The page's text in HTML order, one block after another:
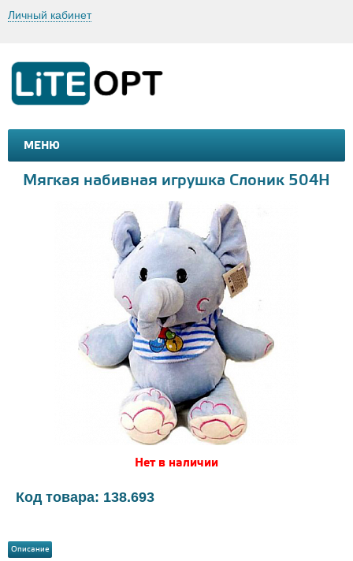
Личный кабинет
МЕНЮ
МАШИНКИ И МОТОЦИКЛЫ
Мягкая набивная игрушка Слоник 504H
Нет в наличии
Код товара: 138.693
Описание